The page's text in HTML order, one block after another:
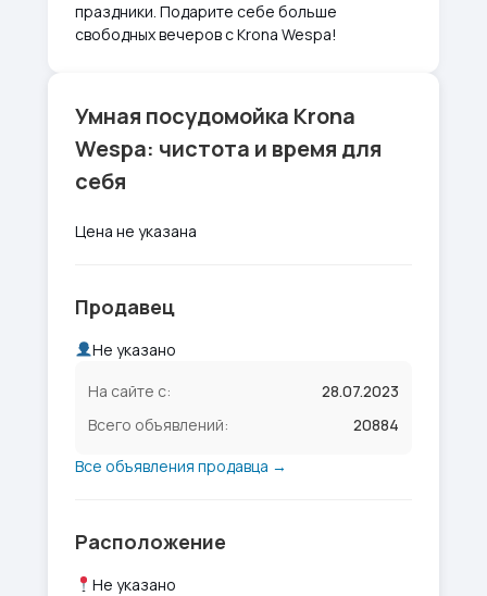
праздники. Подарите себе больше
свободных вечеров с Krona Wespa!
Умная посудомойка Krona
Wespa: чистота и время для
себя
Цена не указана
Продавец
Не указано
На сайте с:
28.07.2023
Всего объявлений:
20884
Все объявления продавца →
Расположение
Не указано